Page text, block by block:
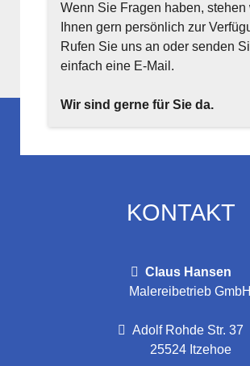
Wenn Sie Fragen haben, stehen
Ihnen gern persönlich zur
Rufen Sie uns an oder senden
einfach eine E-Mail.
Wir sind gerne für Sie da.
KONTAKT
Claus Hansen
Malereibetrieb GmbH
Adolf Rohde Str. 37
25524 Itzehoe